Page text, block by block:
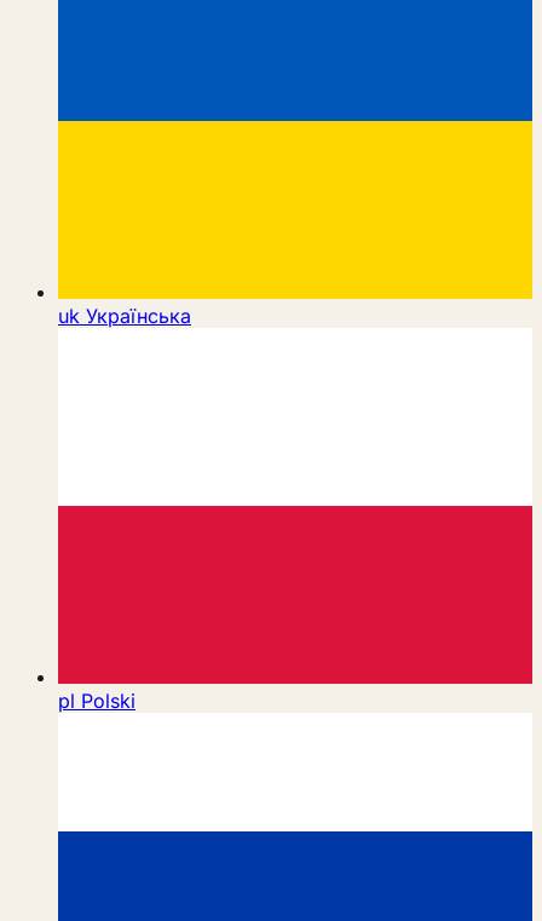
uk Українська
pl Polski